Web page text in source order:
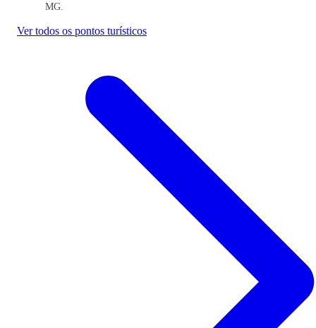
MG.
Ver todos os pontos turísticos